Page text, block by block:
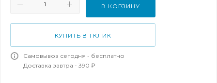
В КОРЗИНУ
КУПИТЬ В 1 КЛИК
Самовывоз сегодня - бесплатно
Доставка завтра - 390 ₽